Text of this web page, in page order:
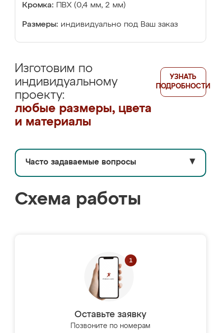
Кромка: ПВХ (0,4 мм, 2 мм)
Размеры: индивидуально под Ваш заказ
Изготовим по
индивидуальному
проекту:
любые размеры, цвета
и материалы
УЗНАТЬ
ПОДРОБНОСТИ
Часто задаваемые вопросы ▼
Схема работы
Оставьте заявку
Позвоните по номерам